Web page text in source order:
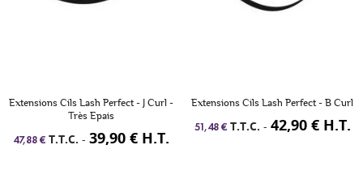
Extensions Cils Lash Perfect - J Curl -
Très Epais
47,88 € T.T.C. - 39,90 € H.T.
Extensions Cils Lash Perfect - B Curl
51,48 € T.T.C. - 42,90 € H.T.